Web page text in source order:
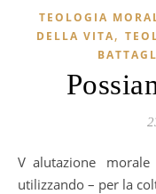
TEOLOGIA
DELLA VITA,
Valutazione morale della produzione di un vaccino
utilizzando – per la